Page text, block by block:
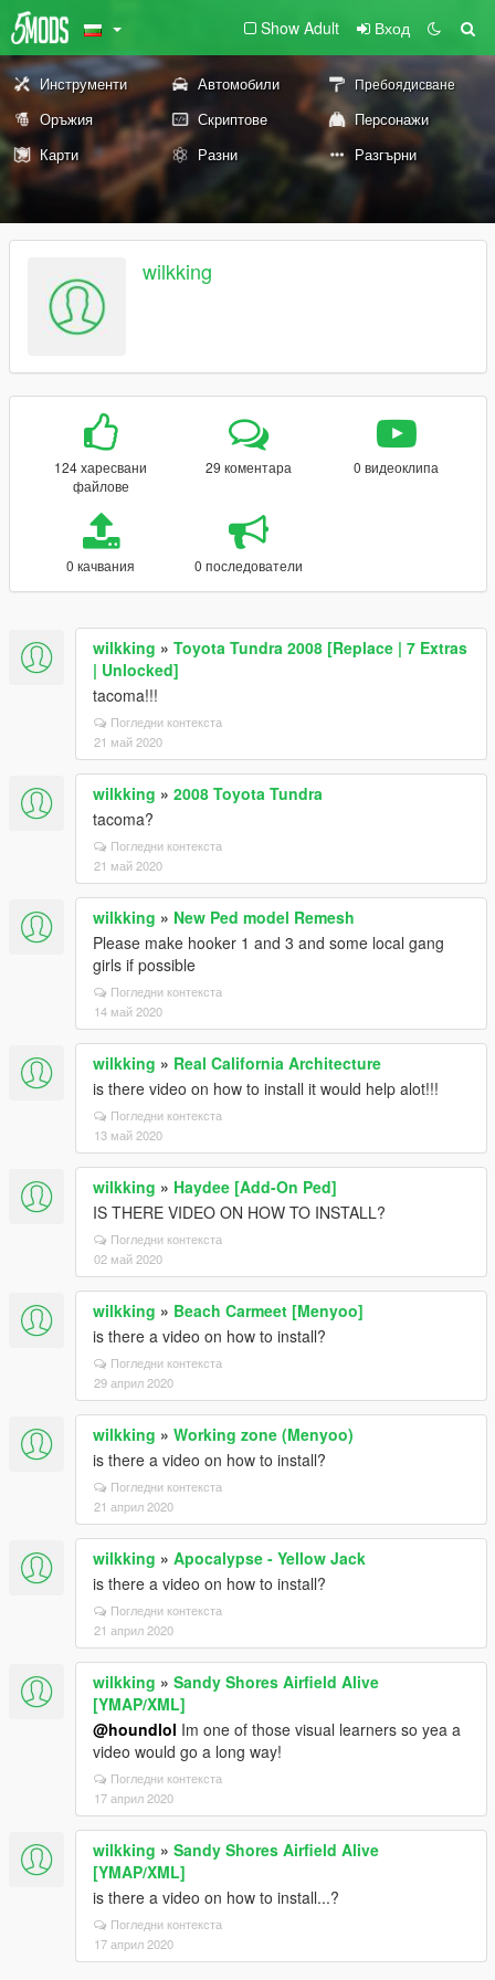
Show Adult Вход
Инструменти Автомобили Пребоядисване
Оръжия Скриптове
Персонажи
Карти
Разни Разгърни
wilkking
124 харесвани
файлове
29 коментара 0 видеоклипа
0 качвания 0 последователи
wilkking » Toyota Tundra 2008 [Replace | 7 Extras
| Unlocked]
tacoma!!!
Погледни контекста
21 май 2020
wilkking » 2008 Toyota Tundra
tacoma?
Погледни контекста
21 май 2020
wilkking » New Ped model Remesh
Please make hooker 1 and 3 and some local gang
girls if possible
Погледни контекста
14 май 2020
wilkking » Real California Architecture
is there video on how to install it would help alot!!!
Погледни контекста
13 май 2020
wilkking » Haydee [Add-On Ped]
IS THERE VIDEO ON HOW TO INSTALL?
Погледни контекста
02 май 2020
wilkking » Beach Carmeet [Menyoo]
is there a video on how to install?
Погледни контекста
29 април 2020
wilkking » Working zone (Menyoo)
is there a video on how to install?
Погледни контекста
21 април 2020
wilkking » Apocalypse - Yellow Jack
is there a video on how to install?
Погледни контекста
21 април 2020
wilkking » Sandy Shores Airfield Alive
[YMAP/XML]
@houndlol Im one of those visual learners so yea a
video would go a long way!
Погледни контекста
17 април 2020
wilkking » Sandy Shores Airfield Alive
[YMAP/XML]
is there a video on how to install...?
Погледни контекста
17 април 2020